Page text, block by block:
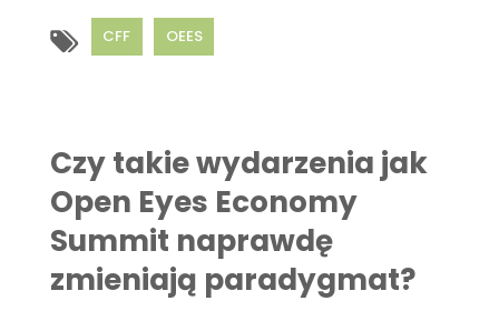
CFF OEES
Czy takie wydarzenia jak
Open Eyes Economy
Summit naprawdę
zmieniają paradygmat?